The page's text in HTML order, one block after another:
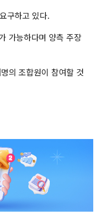
구하고 있다.
가능하다며 양측 주장
의 조합원이 참여할 것